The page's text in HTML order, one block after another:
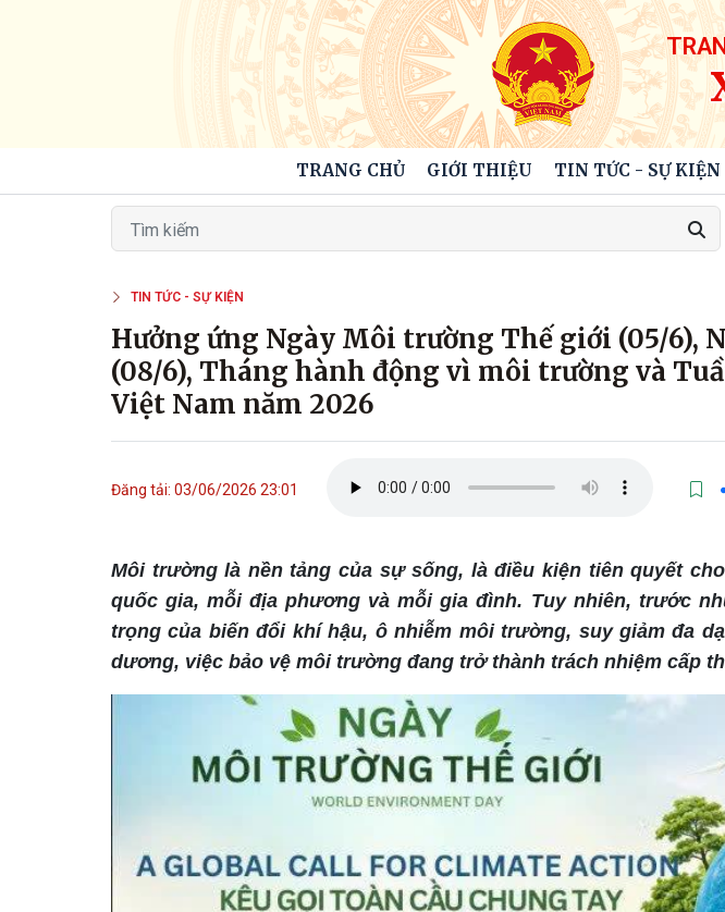
TRANG CHỦ GIỚI THIỆU TIN TỨC - SỰ KIỆN
TIN TỨC - SỰ KIỆN
Hưởng ứng Ngày Môi trường Thế giới (05/6),
(08/6), Tháng hành động vì môi trường và
Việt Nam năm 2026
Đăng tải: 03/06/2026 23:01
Môi trường là nền tảng của sự sống, là điều kiện tiên quyết
quốc gia, mỗi địa phương và mỗi gia đình. Tuy nhiên, trước
trọng của biến đổi khí hậu, ô nhiễm môi trường, suy giảm đa
dương, việc bảo vệ môi trường đang trở thành trách nhiệm cấp